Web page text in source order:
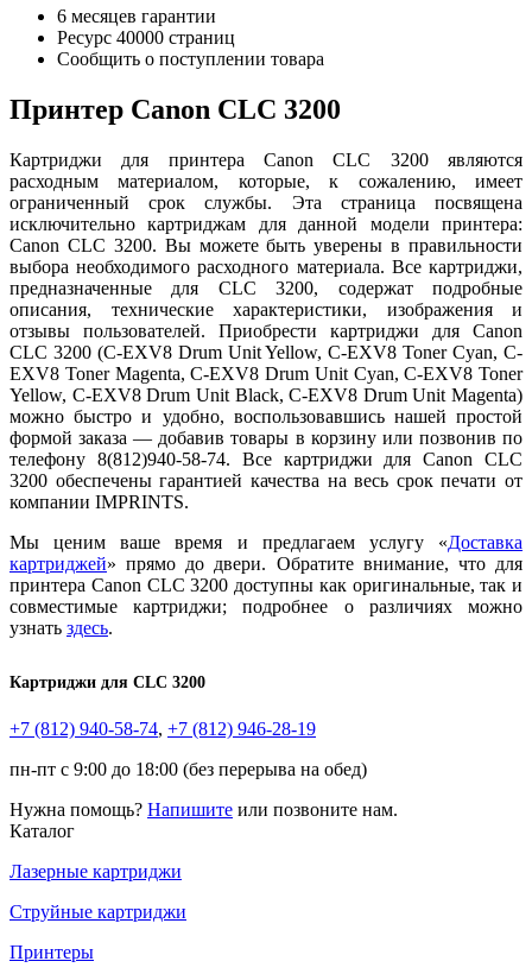
6 месяцев гарантии
Ресурс 40000 страниц
Сообщить о поступлении товара
Принтер Canon CLC 3200
Картриджи для принтера Canon CLC 3200 являются
расходным материалом, которые, к сожалению, имеет
ограниченный срок службы. Эта страница посвящена
исключительно картриджам для данной модели принтера:
Canon CLC 3200. Вы можете быть уверены в правильности
выбора необходимого расходного материала. Все картриджи,
предназначенные для CLC 3200, содержат подробные
описания, технические характеристики, изображения и
отзывы пользователей. Приобрести картриджи для Canon
CLC 3200 (C-EXV8 Drum Unit Yellow, C-EXV8 Toner Cyan, C-
EXV8 Toner Magenta, C-EXV8 Drum Unit Cyan, C-EXV8 Toner
Yellow, C-EXV8 Drum Unit Black, C-EXV8 Drum Unit Magenta)
можно быстро и удобно, воспользовавшись нашей простой
формой заказа — добавив товары в корзину или позвонив по
телефону 8(812)940-58-74. Все картриджи для Canon CLC
3200 обеспечены гарантией качества на весь срок печати от
компании IMPRINTS.
Мы ценим ваше время и предлагаем услугу «Доставка
картриджей» прямо до двери. Обратите внимание, что для
принтера Canon CLC 3200 доступны как оригинальные, так и
совместимые картриджи; подробнее о различиях можно
узнать здесь.
Картриджи для CLC 3200
+7 (812) 940-58-74, +7 (812) 946-28-19
пн-пт с 9:00 до 18:00 (без перерыва на обед)
Нужна помощь? Напишите или позвоните нам.
Каталог
Лазерные картриджи
Струйные картриджи
Принтеры